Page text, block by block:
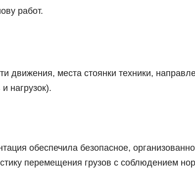
работ.
движения, места стоянки техники,
нагрузок).
обеспечила безопасное,
перемещения грузов с соблюдением